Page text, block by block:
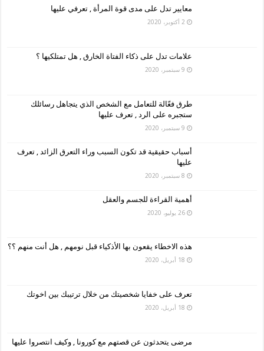
معايير تدل على مدى قوة المرأة , تعرفي عليها
2 أكتوبر، 2020
علامات تدل على ذكاء الفتاة الخارق , هل تمتلكيها ؟
9 سبتمبر، 2020
طرق فعّالة للتعامل مع الشخص الذي يتجاهل رسائلك
ستجبره على الرد , تعرف عليها
9 سبتمبر، 2020
أسباب حقيقية قد تكون السبب وراء التعرق الزائد , تعرف
عليها
8 سبتمبر، 2020
أهمية القراءة للجسم والعقل
26 يوليو، 2020
هذه الاخطاء يقعون بها الأذكياء قبل نومهم , هل أنت منهم ؟؟
18 أبريل، 2020
تعرف على خفايا شخصيتك من خلال ترتيبك بين اخوتك
18 أبريل، 2020
مرضى يتحدثون عن قصتهم مع كورونا , وكيف انتصروا عليها